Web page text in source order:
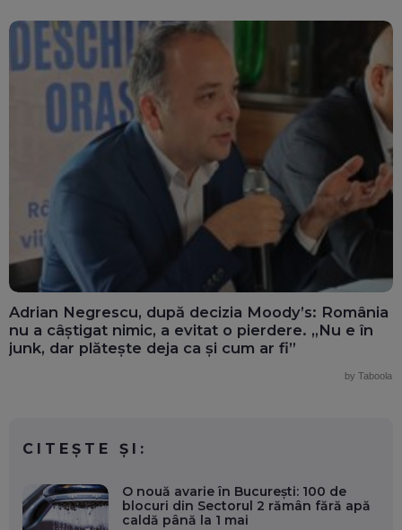
Adrian Negrescu, după decizia Moody’s: România
nu a câștigat nimic, a evitat o pierdere. „Nu e în
junk, dar plătește deja ca și cum ar fi”
by Taboola
CITEȘTE ȘI:
O nouă avarie în București: 100 de
blocuri din Sectorul 2 rămân fără apă
caldă până la 1 mai